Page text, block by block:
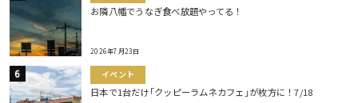
お隣八幡でうなぎ食べ放題やってる！
2026年7月23日
イベント
日本で1台だけ｢クッピーラムネカフェ｣が枚方に！7/18